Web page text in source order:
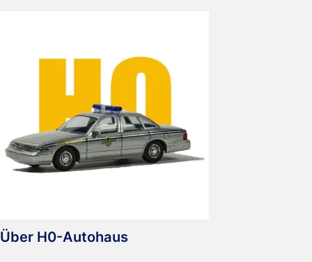
Über H0-Autohaus